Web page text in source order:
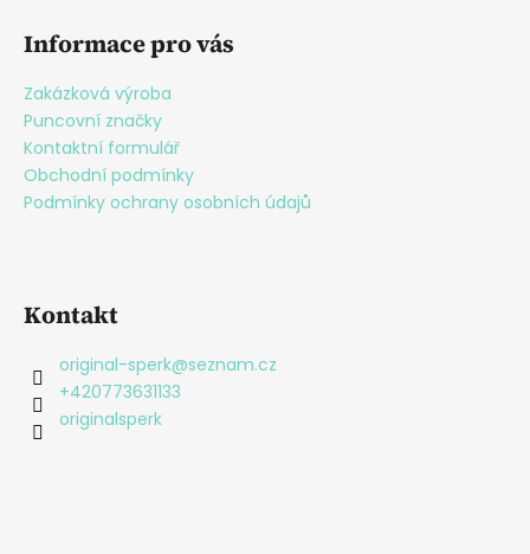
y
v
Informace pro vás
Zakázková výroba
Puncovní značky
Kontaktní formulář
Obchodní podmínky
Podmínky ochrany osobních údajů
Kontakt
original-sperk@seznam.cz
+420773631133
originalsperk